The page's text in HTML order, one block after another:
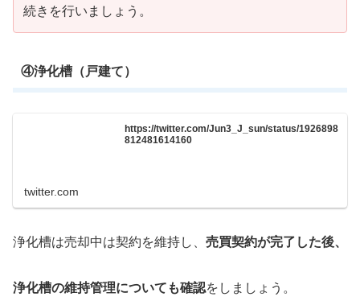
続きを行いましょう。
④浄化槽（戸建て）
https://twitter.com/Jun3_J_sun/status/1926898
812481614160
twitter.com
浄化槽は売却中は契約を維持し、 売買契約が完了した後、
浄化槽の維持管理についても確認をしましょう。